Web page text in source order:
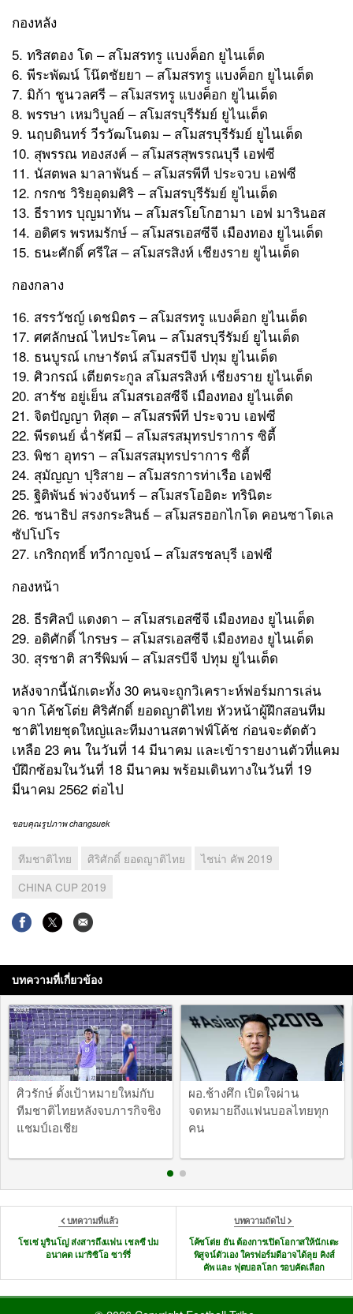
กองหลัง
5. ทริสตอง โด – สโมสรทรู แบงค็อก ยูไนเต็ด
6. พีระพัฒน์ โน๊ตชัยยา – สโมสรทรู แบงค็อก ยูไนเต็ด
7. มิก้า ชูนวลศรี – สโมสรทรู แบงค็อก ยูไนเต็ด
8. พรรษา เหมวิบูลย์ – สโมสรบุรีรัมย์ ยูไนเต็ด
9. นฤบดินทร์ วีรวัฒโนดม – สโมสรบุรีรัมย์ ยูไนเต็ด
10. สุพรรณ ทองสงค์ – สโมสรสุพรรณบุรี เอฟซี
11. นัสตพล มาลาพันธ์ – สโมสรพีที ประจวบ เอฟซี
12. กรกช วิริยอุดมศิริ – สโมสรบุรีรัมย์ ยูไนเต็ด
13. ธีราทร บุญมาทัน – สโมสรโยโกฮามา เอฟ มารินอส
14. อดิศร พรหมรักษ์ – สโมสรเอสซีจี เมืองทอง ยูไนเต็ด
15. ธนะศักดิ์ ศรีใส – สโมสรสิงห์ เชียงราย ยูไนเต็ด
กองกลาง
16. สรรวัชญ์ เดชมิตร – สโมสรทรู แบงค็อก ยูไนเต็ด
17. ศศลักษณ์ ไหประโคน – สโมสรบุรีรัมย์ ยูไนเต็ด
18. ธนบูรณ์ เกษารัตน์ สโมสรบีจี ปทุม ยูไนเต็ด
19. ศิวกรณ์ เตียตระกูล สโมสรสิงห์ เชียงราย ยูไนเต็ด
20. สารัช อยู่เย็น สโมสรเอสซีจี เมืองทอง ยูไนเต็ด
21. จิตปัญญา ทิสุด – สโมสรพีที ประจวบ เอฟซี
22. พีรดนย์ ฉ่ำรัศมี – สโมสรสมุทรปราการ ซิตี้
23. พิชา อุทรา – สโมสรสมุทรปราการ ซิตี้
24. สุมัญญา ปุริสาย – สโมสรการท่าเรือ เอฟซี
25. ฐิติพันธ์ พ่วงจันทร์ – สโมสรโออิตะ ทรินิตะ
26. ชนาธิป สรงกระสินธ์ – สโมสรฮอกไกโด คอนซาโดเล
ซัปโปโร
27. เกริกฤทธิ์ ทวีกาญจน์ – สโมสรชลบุรี เอฟซี
กองหน้า
28. ธีรศิลป์ แดงดา – สโมสรเอสซีจี เมืองทอง ยูไนเต็ด
29. อดิศักดิ์ ไกรษร – สโมสรเอสซีจี เมืองทอง ยูไนเต็ด
30. สุรชาติ สารีพิมพ์ – สโมสรบีจี ปทุม ยูไนเต็ด
หลังจากนี้นักเตะทั้ง 30 คนจะถูกวิเคราะห์ฟอร์มการเล่น
จาก โค้ชโต่ย ศิริศักดิ์ ยอดญาติไทย หัวหน้าผู้ฝึกสอนทีม
ชาติไทยชุดใหญ่และทีมงานสตาฟฟ์โค้ช ก่อนจะตัดตัว
เหลือ 23 คน ในวันที่ 14 มีนาคม และเข้ารายงานตัวที่แคม
ป์ฝึกซ้อมในวันที่ 18 มีนาคม พร้อมเดินทางในวันที่ 19
มีนาคม 2562 ต่อไป
ขอบคุณรูปภาพ changsuek
ทีมชาติไทย ศิริศักดิ์ ยอดญาติไทย
ไชน่า คัพ 2019
CHINA CUP 2019
บทความที่เกี่ยวข้อง
ศิวรักษ์ ตั้งเป้าหมายใหม่กับ
ทีมชาติไทยหลังจบภารกิจชิง
แชมป์เอเชีย
ผอ.ช้างศึก เปิดใจผ่าน
จดหมายถึงแฟนบอลไทยทุก
คน
บทความที่แล้ว
โชเซ่ มูรินโญ่ ส่งสารถึงแฟน เชลซี ปม
อนาคต เมาริซิโอ ซาร์รี่
บทความถัดไป
โค้ชโต่ย ยัน ต้องการเปิดโอกาสให้นักเตะ
พิสูจน์ตัวเอง ใครฟอร์มดีอาจได้ลุย คิงส์
คัพ และ ฟุตบอลโลก รอบคัดเลือก